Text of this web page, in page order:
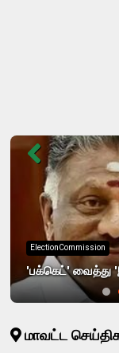
ElectionCommission
'பக்கெட்' வைத்து
மாவட்ட